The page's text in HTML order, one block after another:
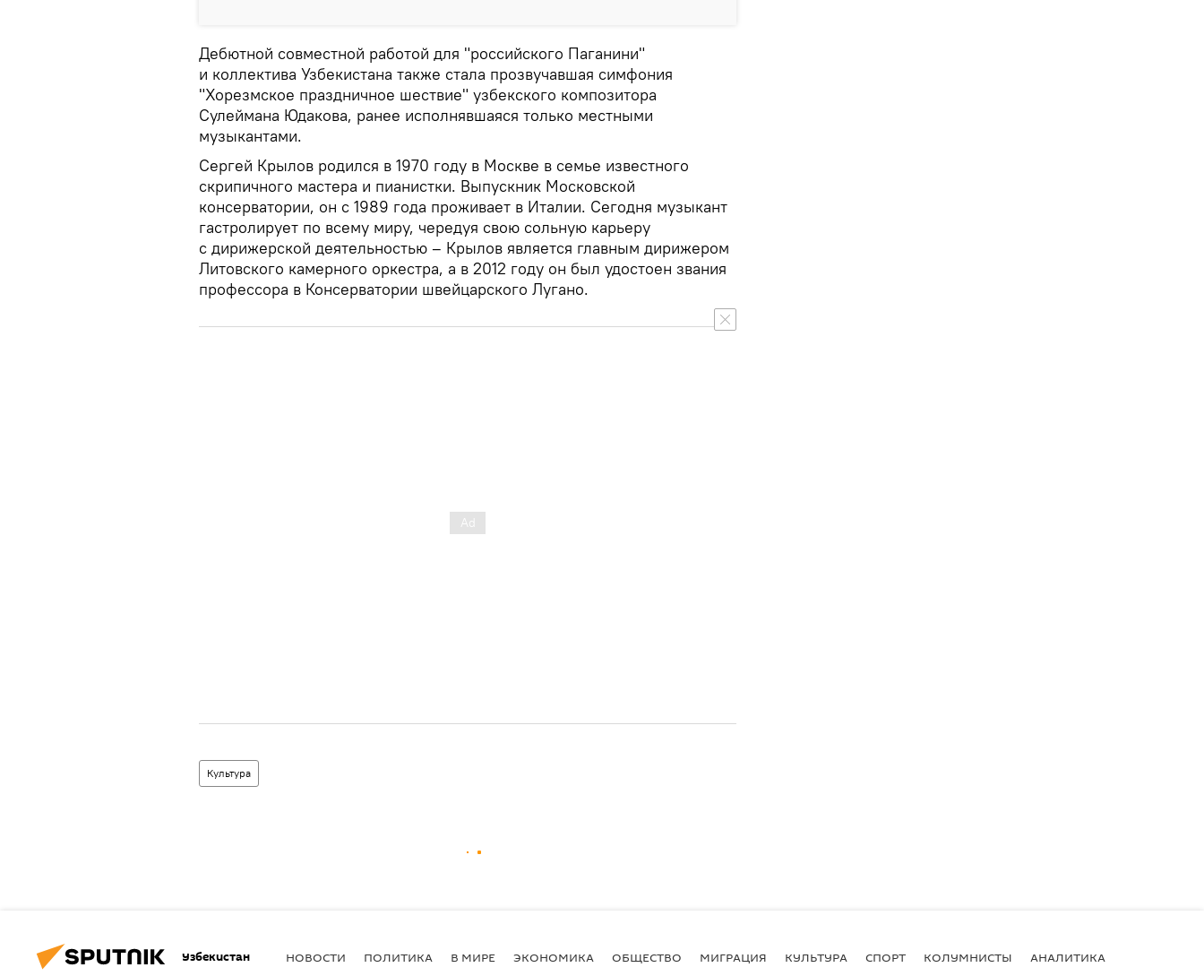
Дебютной совместной работой для "российского Паганини"
и коллектива Узбекистана также стала прозвучавшая симфония
"Хорезмское праздничное шествие" узбекского композитора
Сулеймана Юдакова, ранее исполнявшаяся только местными
музыкантами.
Сергей Крылов родился в 1970 году в Москве в семье известного
скрипичного мастера и пианистки. Выпускник Московской
консерватории, он с 1989 года проживает в Италии. Сегодня музыкант
гастролирует по всему миру, чередуя свою сольную карьеру
с дирижерской деятельностью – Крылов является главным дирижером
Литовского камерного оркестра, а в 2012 году он был удостоен звания
профессора в Консерватории швейцарского Лугано.
Культура
Узбекистан НОВОСТИ ПОЛИТИКА В МИРЕ ЭКОНОМИКА ОБЩЕСТВО МИГРАЦИЯ КУЛЬТУРА СПОРТ КОЛУМНИСТЫ АНАЛИТИКА